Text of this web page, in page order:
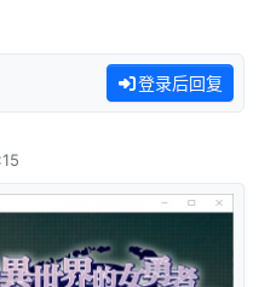
登录后回复